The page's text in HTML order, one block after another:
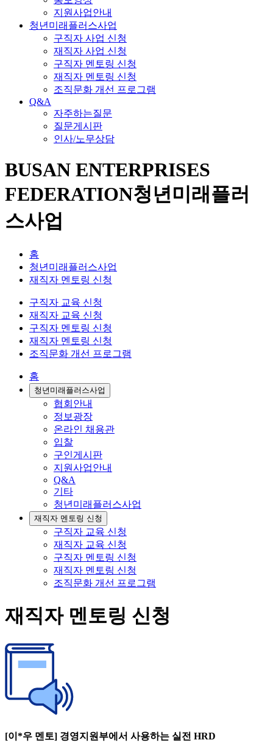
지원사업안내
청년미래플러스사업
구직자 사업 신청
재직자 사업 신청
구직자 멘토링 신청
재직자 멘토링 신청
조직문화 개선 프로그램
Q&A
자주하는질문
질문게시판
인사/노무상담
BUSAN ENTERPRISES
FEDERATION청년미래플러
스사업
홈
청년미래플러스사업
재직자 멘토링 신청
구직자 교육 신청
재직자 교육 신청
구직자 멘토링 신청
재직자 멘토링 신청
조직문화 개선 프로그램
홈
청년미래플러스사업
협회안내
정보광장
온라인 채용관
입찰
구인게시판
지원사업안내
Q&A
기타
청년미래플러스사업
재직자 멘토링 신청
구직자 교육 신청
재직자 교육 신청
구직자 멘토링 신청
재직자 멘토링 신청
조직문화 개선 프로그램
재직자 멘토링 신청
[이*우 멘토] 경영지원부에서 사용하는 실전 HRD